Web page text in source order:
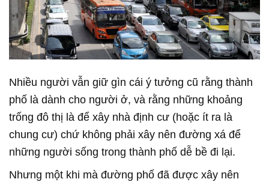
Nhiều người vẫn giữ gìn cái ý tưởng cũ rằng thành
phố là dành cho người ở, và rằng những khoảng
trống đô thị là để xây nhà định cư (hoặc ít ra là
chung cư) chứ không phải xây nên đường xá để
những người sống trong thành phố dễ bề đi lại.
Nhưng một khi mà đường phố đã được xây nên